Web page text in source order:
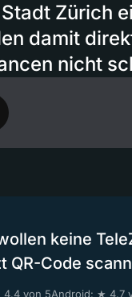
Zürich
damit
nicht
keine
QR-Code
4.4 von 5Android: ★ 4.7